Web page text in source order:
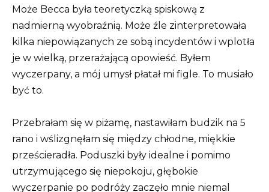
Może Becca była teoretyczką spiskową z
nadmierną wyobraźnią. Może źle zinterpretowała
kilka niepowiązanych ze sobą incydentów i wplotła
je w wielką, przerażającą opowieść. Byłem
wyczerpany, a mój umysł płatał mi figle. To musiało
być to.
Przebrałam się w piżamę, nastawiłam budzik na 5
rano i wślizgnęłam się między chłodne, miękkie
prześcieradła. Poduszki były idealne i pomimo
utrzymującego się niepokoju, głębokie
wyczerpanie po podróży zaczęło mnie niemal